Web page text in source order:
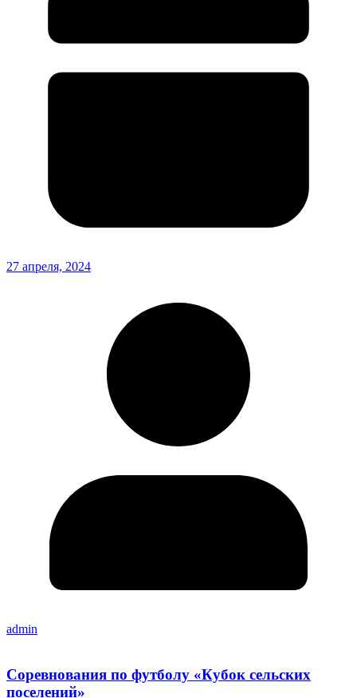
27 апреля, 2024
admin
Соревнования по футболу «Кубок сельских
поселений»